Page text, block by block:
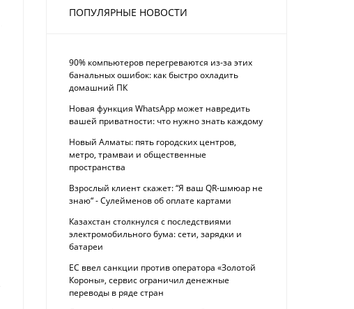
ПОПУЛЯРНЫЕ НОВОСТИ
90% компьютеров перегреваются из-за этих
банальных ошибок: как быстро охладить
домашний ПК
Новая функция WhatsApp может навредить
вашей приватности: что нужно знать каждому
Новый Алматы: пять городских центров,
метро, трамваи и общественные
пространства
Взрослый клиент скажет: “Я ваш QR-шмюар не
знаю“ - Сулейменов об оплате картами
Казахстан столкнулся с последствиями
электромобильного бума: сети, зарядки и
батареи
ЕС ввел санкции против оператора «Золотой
Короны», сервис ограничил денежные
переводы в ряде стран